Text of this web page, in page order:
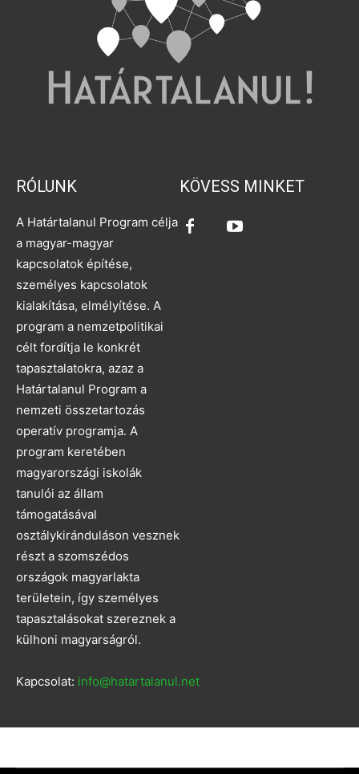
RÓLUNK
A Határtalanul Program célja
a magyar-magyar
kapcsolatok építése,
személyes kapcsolatok
kialakítása, elmélyítése. A
program a nemzetpolitikai
célt fordítja le konkrét
tapasztalatokra, azaz a
Határtalanul Program a
nemzeti összetartozás
operatív programja. A
program keretében
magyarországi iskolák
tanulói az állam
támogatásával
osztálykiránduláson vesznek
részt a szomszédos
országok magyarlakta
területein, így személyes
tapasztalásokat szereznek a
külhoni magyarságról.
Kapcsolat: info@hatartalanul.net
KÖVESS MINKET